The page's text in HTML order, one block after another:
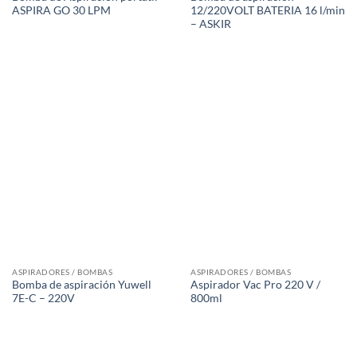
ASPIRA GO 30 LPM
12/220VOLT BATERIA 16 l/min
– ASKIR
ASPIRADORES / BOMBAS
Bomba de aspiración Yuwell
7E-C – 220V
ASPIRADORES / BOMBAS
Aspirador Vac Pro 220 V /
800ml